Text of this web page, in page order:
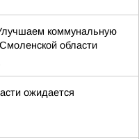
коммунальную
области
ожидается